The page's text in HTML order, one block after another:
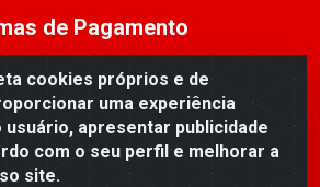
cookies próprios e de
uma experiência
usuário, apresentar publicidade
com o seu perfil e melhorar a
site.
de Pagamento
de componentes Eletrônicos Ltda -
Mafra, 968 - Jardim Taroba,